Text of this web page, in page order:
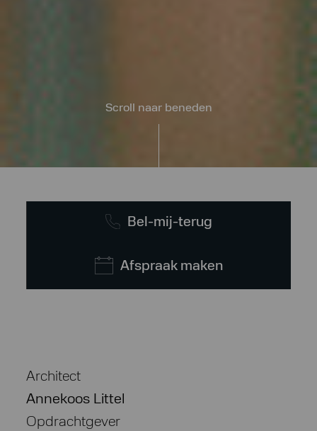
Scroll naar beneden
Bel-mij-terug
Afspraak maken
Architect
Annekoos Littel
Opdrachtgever